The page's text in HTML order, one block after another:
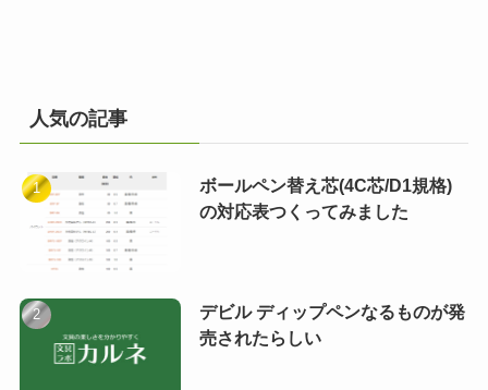
人気の記事
ボールペン替え芯(4C芯/D1規格)
の対応表つくってみました
デビル ディップペンなるものが発
売されたらしい